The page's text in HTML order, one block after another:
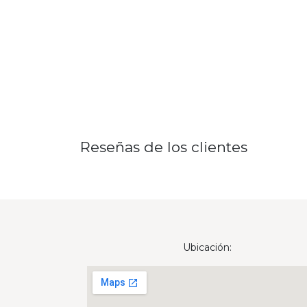
Reseñas de los clientes
Ubicación: